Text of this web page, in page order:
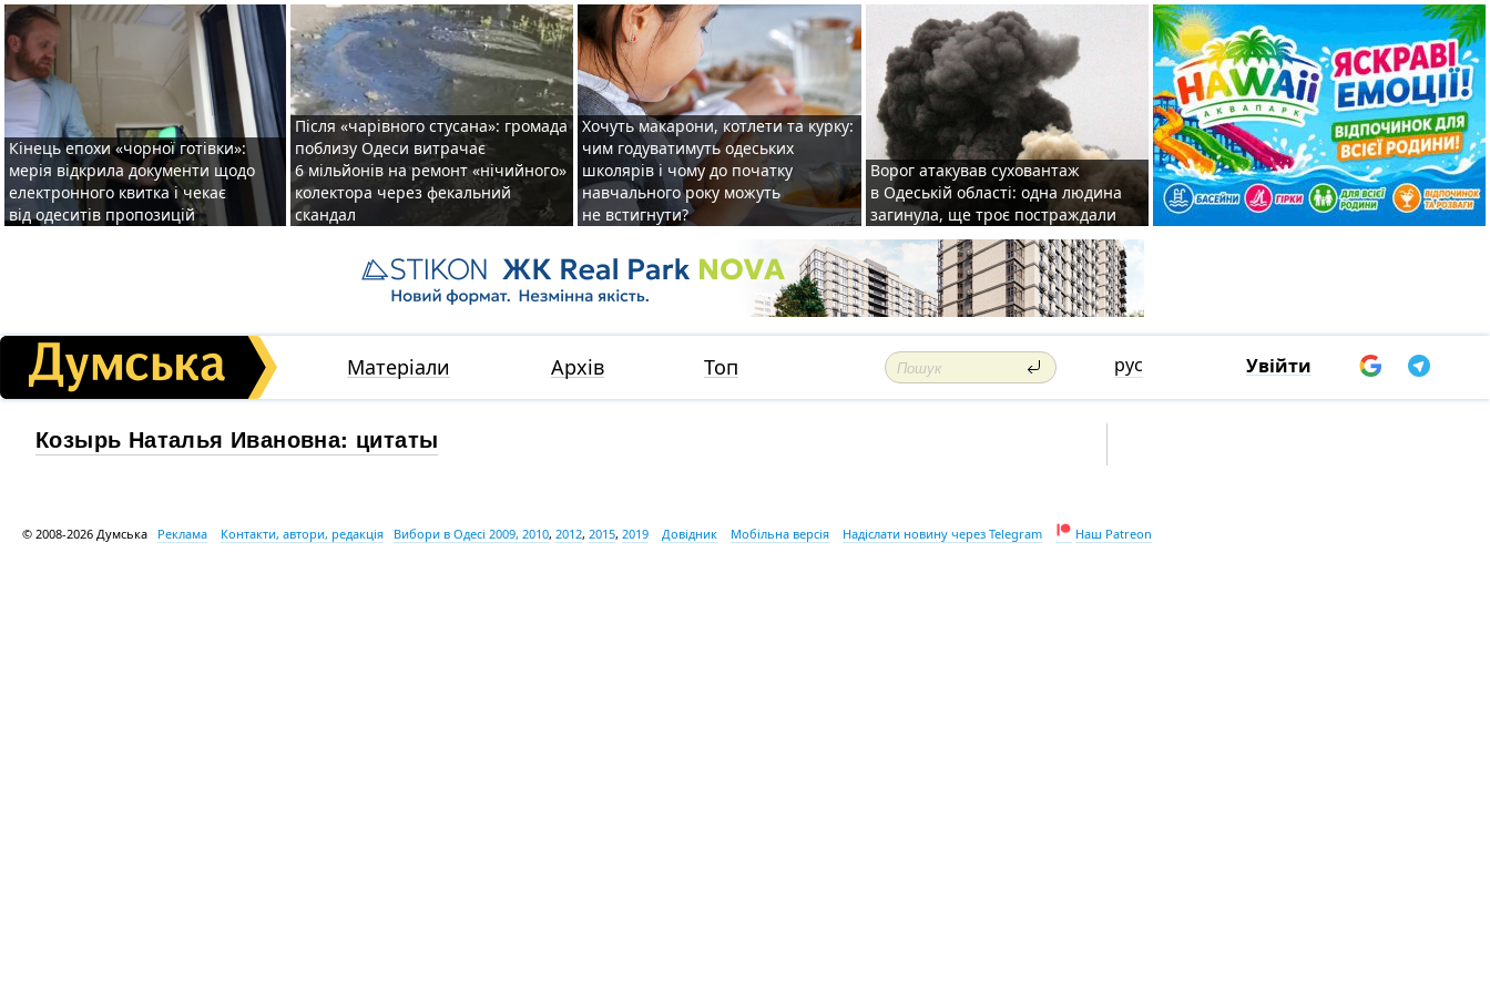
Кінець епохи «чорної готівки»:
мерія відкрила документи щодо
електронного квитка і чекає
від одеситів пропозицій
Після «чарівного стусана»: громада
поблизу Одеси витрачає
6 мільйонів на ремонт «нічийного»
колектора через фекальний
скандал
Хочуть макарони, котлети та курку:
чим годуватимуть одеських
школярів і чому до початку
навчального року можуть
не встигнути?
Ворог атакував суховантаж
в Одеській області: одна людина
загинула, ще троє постраждали
Матеріали Архів Топ рус Увійти
Козырь Наталья Ивановна: цитаты
© 2008-2026 Думська Реклама Контакти, автори, редакція Вибори в Одесі 2009, 2010, 2012, 2015, 2019 Довідник Мобільна версія Надіслати новину через Telegram Наш Patreon